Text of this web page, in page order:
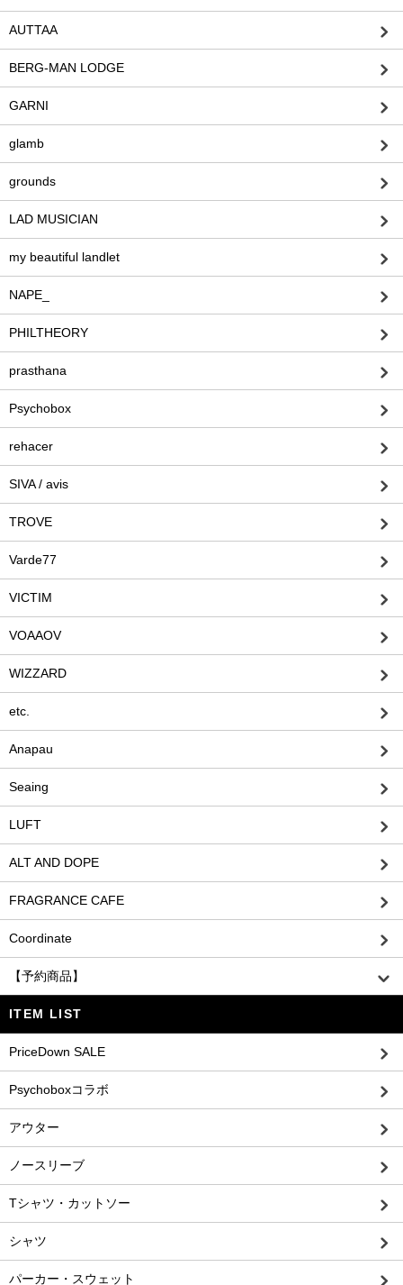
AUTTAA
BERG-MAN LODGE
GARNI
glamb
grounds
LAD MUSICIAN
my beautiful landlet
NAPE_
PHILTHEORY
prasthana
Psychobox
rehacer
SIVA / avis
TROVE
Varde77
VICTIM
VOAAOV
WIZZARD
etc.
Anapau
Seaing
LUFT
ALT AND DOPE
FRAGRANCE CAFE
Coordinate
【予約商品】
ITEM LIST
PriceDown SALE
Psychoboxコラボ
アウター
ノースリーブ
Tシャツ・カットソー
シャツ
パーカー・スウェット